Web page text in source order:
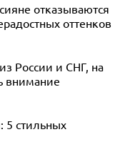
отказываются
оттенков
России и СНГ, на
внимание
5 стильных